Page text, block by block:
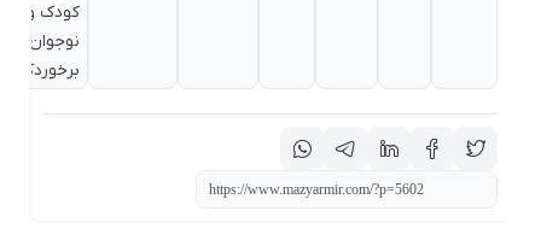
کودک و
نوجوان
برخوردکنیم